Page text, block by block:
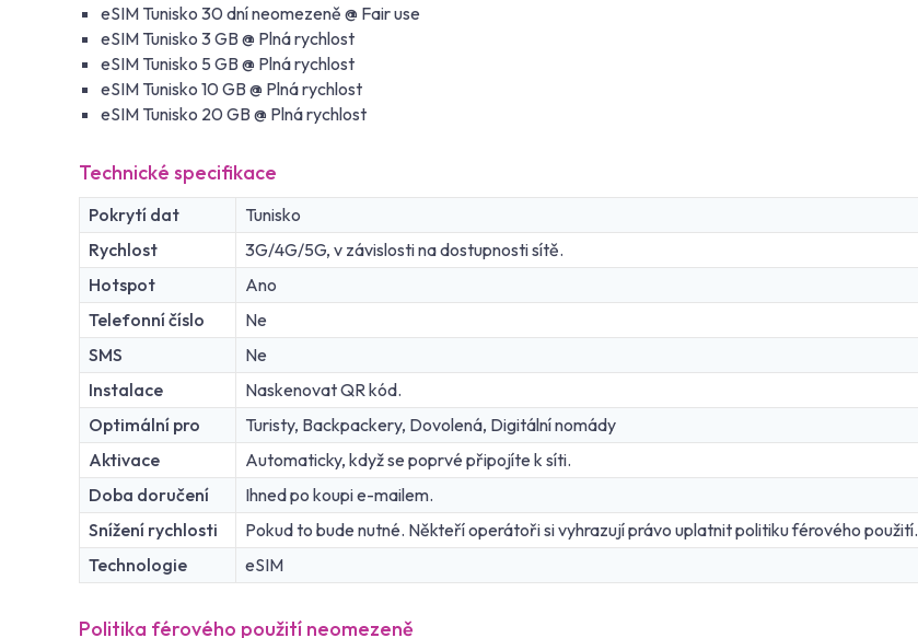
eSIM Tunisko 30 dní neomezeně @ Fair use
eSIM Tunisko 3 GB @ Plná rychlost
eSIM Tunisko 5 GB @ Plná rychlost
eSIM Tunisko 10 GB @ Plná rychlost
eSIM Tunisko 20 GB @ Plná rychlost
Technické specifikace
Pokrytí dat
Tunisko
Rychlost
3G/4G/5G, v závislosti na dostupnosti sítě.
Hotspot
Ano
Telefonní číslo
Ne
SMS
Ne
Instalace
Naskenovat QR kód.
Optimální pro
Turisty, Backpackery, Dovolená, Digitální nomády
Aktivace
Automaticky, když se poprvé připojíte k síti.
Doba doručení
Ihned po koupi e-mailem.
Snížení rychlosti
Pokud to bude nutné. Někteří operátoři si vyhrazují právo uplatnit politiku férového použití.
Technologie
eSIM
Politika férového použití neomezeně